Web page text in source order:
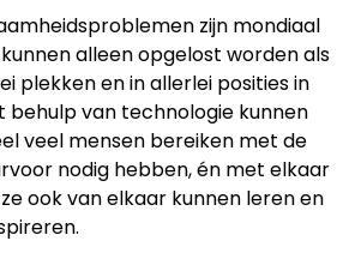
zijn mondiaal
alleen opgelost worden als
plekken en in allerlei posities in
behulp van technologie kunnen
veel mensen bereiken met de
nodig hebben, én met elkaar
ook van elkaar kunnen leren en